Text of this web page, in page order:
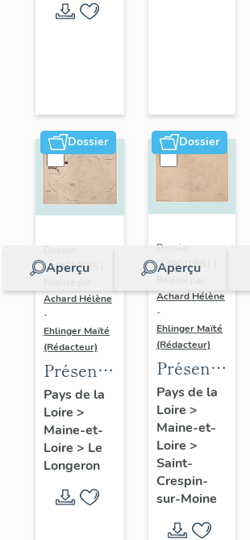
Dossier
Aperçu
IA49010565 |
Achard Hélène
-
Ehlinger Maïté
(Rédacteur)
Présentation
du
patrimoine
industriel
de la
commune
du
Pays de la
Loire >
Maine-et-
Loire > Le
Longeron
Dossier
Aperçu
Dossier
IA49010581 |
Achard Hélène
-
Ehlinger Maïté
(Rédacteur)
du
patrimoine
industriel
de la
commune
de Saint-
Crespin-
Pays de la
Loire >
Maine-et-
Loire >
Saint-
Crespin-
sur-Moine